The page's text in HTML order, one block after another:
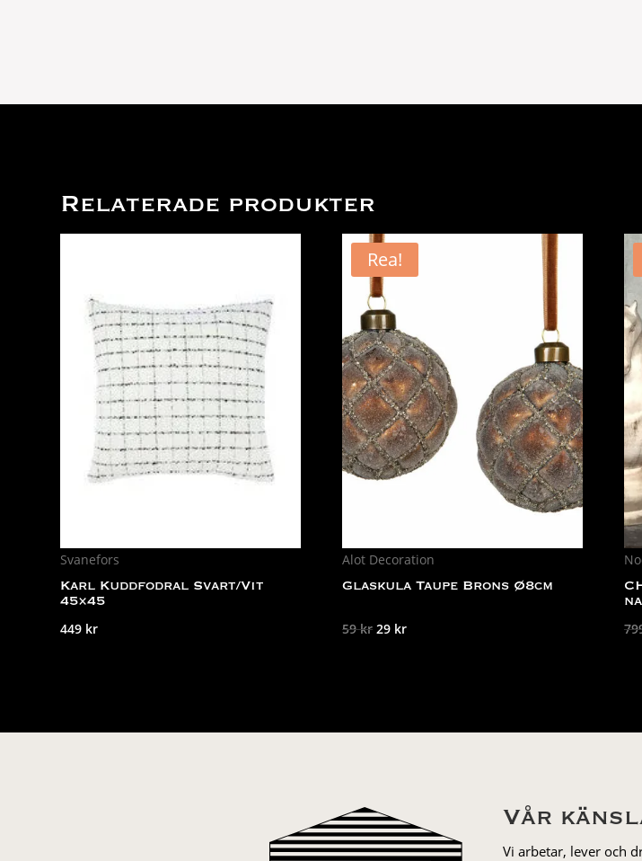
Relaterade produkter
Svanefors
Karl Kuddfodral Svart/Vit
45×45
449 kr
Rea!
Alot Decoration
Glaskula Taupe Brons Ø8cm
59kr Det
29 krDet
Vår
Vi arbetar, lever och